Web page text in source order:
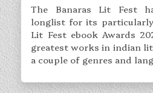
The Banaras Lit Fest
longlist for its
Lit Fest ebook Awards
greatest works in indian
a couple of genres and